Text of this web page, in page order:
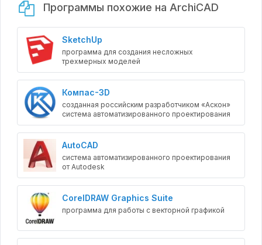
Программы похожие на ArchiCAD
SketchUp
программа для создания несложных
трехмерных моделей
Компас-3D
созданная российским разработчиком «Аскон»
система автоматизированного проектирования
AutoCAD
система автоматизированного проектирования
от Autodesk
CorelDRAW Graphics Suite
программа для работы с векторной графикой